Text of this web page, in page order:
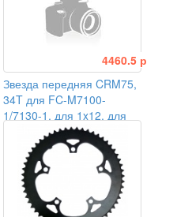
4460.5 р
Звезда передняя CRM75,
34T для FC-M7100-
1/7130-1, для 1x12, для
CL:52/56,5мм